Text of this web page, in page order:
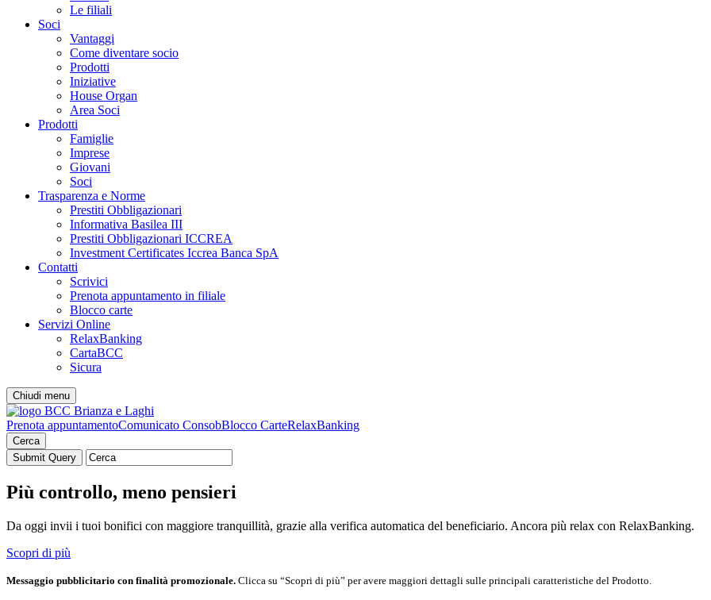
Le filiali
Soci
Vantaggi
Come diventare socio
Prodotti
Iniziative
House Organ
Area Soci
Prodotti
Famiglie
Imprese
Giovani
Soci
Trasparenza e Norme
Prestiti Obbligazionari
Informativa Basilea III
Prestiti Obbligazionari ICCREA
Investment Certificates Iccrea Banca SpA
Contatti
Scrivici
Prenota appuntamento in filiale
Blocco carte
Servizi Online
RelaxBanking
CartaBCC
Sicura
Chiudi menu
Prenota appuntamentoComunicato ConsobBlocco CarteRelaxBanking
Cerca
Più controllo, meno pensieri
Da oggi invii i tuoi bonifici con maggiore tranquillità, grazie alla verifica automatica del beneficiario. Ancora più relax con RelaxBanking.
Scopri di più
Messaggio pubblicitario con finalità promozionale. Clicca su “Scopri di più” per avere maggiori dettagli sulle principali caratteristiche del Prodotto.